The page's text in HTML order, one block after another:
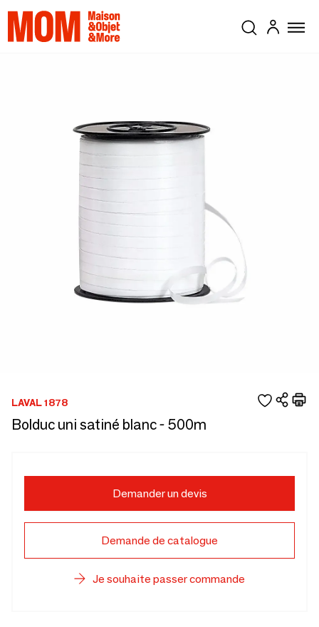
LAVAL 1878
Bolduc uni satiné blanc - 500m
Demander un devis
Demande de catalogue
Je souhaite passer commande